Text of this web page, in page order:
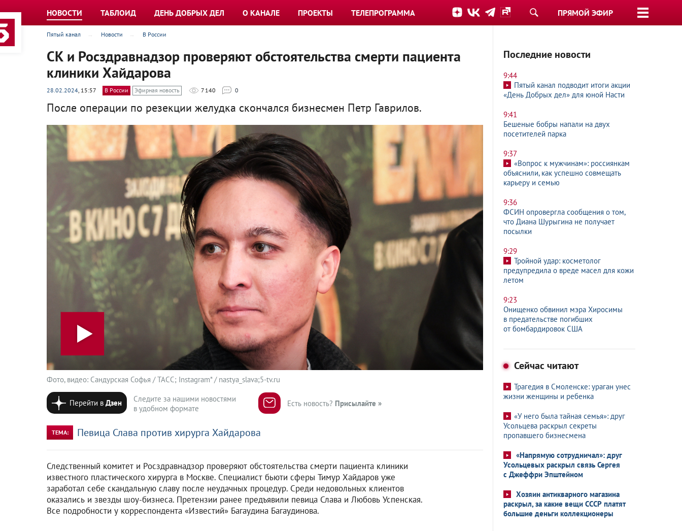
ПРЯМОЙ ЭФИР
НОВОСТИ ТАБЛОИД ДЕНЬ ДОБРЫХ ДЕЛ О КАНАЛЕ ПРОЕКТЫ ТЕЛЕПРОГРАММА
Пятый канал Новости В России
СК и Росздравнадзор проверяют обстоятельства смерти пациента
клиники Хайдарова
28.02.2024, 15:57 В России Эфирная новость 7 140 0
После операции по резекции желудка скончался бизнесмен Петр Гаврилов.
Фото, видео: Сандурская Софья / ТАСС; Instagram* / nastya_slava;5-tv.ru
Перейти вДзен
Следите за нашими новостями
в удобном формате
Есть новость? Присылайте »
ТЕМА: Певица Слава против хирурга Хайдарова
Следственный комитет и Росздравнадзор проверяют обстоятельства смерти пациента клиники
известного пластического хирурга в Москве. Специалист бьюти сферы Тимур Хайдаров уже
заработал себе скандальную славу после неудачных процедур. Среди недовольных клиентов
оказались и звезды шоу-бизнеса. Претензии ранее предъявили певица Слава и Любовь Успенская.
Все подробности у корреспондента «Известий» Багаудина Багаудинова.
Последние новости
9:44
Пятый канал подводит итоги акции
«День Добрых дел» для юной Насти
9:41
Бешеные бобры напали на двух
посетителей парка
9:37
«Вопрос к мужчинам»: россиянкам
объяснили, как успешно совмещать
карьеру и семью
9:36
ФСИН опровергла сообщения о том,
что Диана Шурыгина не получает
посылки
9:29
Тройной удар: косметолог
предупредила о вреде масел для кожи
летом
9:23
Онищенко обвинил мэра Хиросимы
в предательстве погибших
от бомбардировок США
Сейчас читают
Трагедия в Смоленске: ураган унес
жизни женщины и ребенка
«У него была тайная семья»: друг
Усольцева раскрыл секреты
пропавшего бизнесмена
«Напрямую сотрудничал»: друг
Усольцевых раскрыл связь Сергея
с Джеффри Эпштейном
Хозяин антикварного магазина
раскрыл, за какие вещи СССР платят
большие деньги коллекционеры